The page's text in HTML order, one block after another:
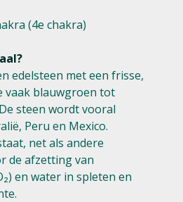
(4e chakra)
edelsteen met een frisse,
vaak blauwgroen tot
steen wordt vooral
Peru en Mexico.
net als andere
de afzetting van
en water in spleten en